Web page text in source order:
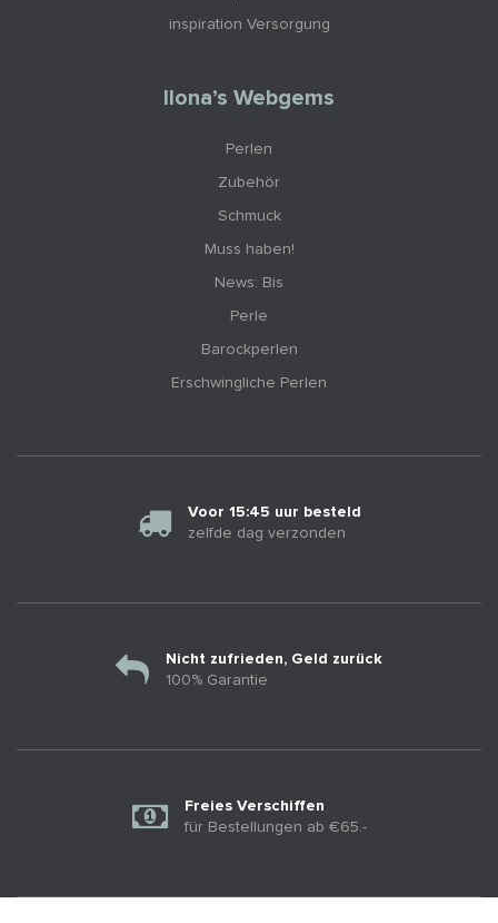
inspiration Versorgung
Ilona’s Webgems
Perlen
Zubehör
Schmuck
Muss haben!
News: Bis
Perle
Barockperlen
Erschwingliche Perlen
Voor 15:45 uur besteld
zelfde dag verzonden
Nicht zufrieden, Geld zurück
100% Garantie
Freies Verschiffen
für Bestellungen ab €65.-